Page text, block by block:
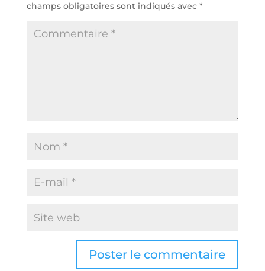
champs obligatoires sont indiqués avec *